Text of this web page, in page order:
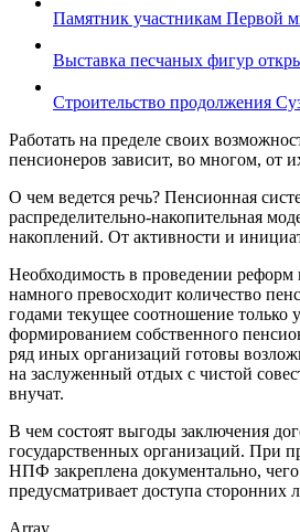
Памятник участникам Первой
Выставка песчаных фигур
Строительство продолжения
Работать на пределе своих
пенсионеров зависит, во многом, от
О чем ведется речь? Пенсионная
распределительно-накопительная
накоплений. От активности и
Необходимость в проведении реформ
намного превосходит количество
годами текущее соотношение только
формированием собственного
ряд иных организаций готовы
на заслуженный отдых с чистой
внучат.
В чем состоят выгоды заключения
государственных организаций. При
НПФ закреплена документально,
предусматривает доступа